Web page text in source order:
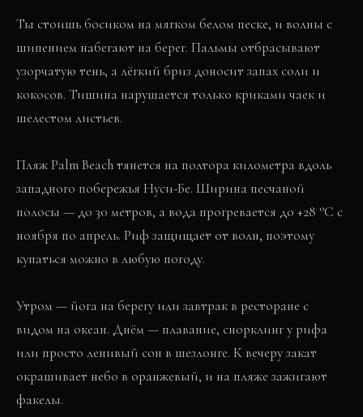
Ты стоишь босиком на мягком белом песке, и волны с
шипением набегают на берег. Пальмы отбрасывают
узорчатую тень, а лёгкий бриз доносит запах соли и
кокосов. Тишина нарушается только криками чаек и
шелестом листьев.
Пляж Palm Beach тянется на полтора километра вдоль
западного побережья Нуси-Бе. Ширина песчаной
полосы — до 30 метров, а вода прогревается до +28 °C с
ноября по апрель. Риф защищает от волн, поэтому
купаться можно в любую погоду.
Утром — йога на берегу или завтрак в ресторане с
видом на океан. Днём — плавание, снорклинг у рифа
или просто ленивый сон в шезлонге. К вечеру закат
окрашивает небо в оранжевый, и на пляже зажигают
факелы.